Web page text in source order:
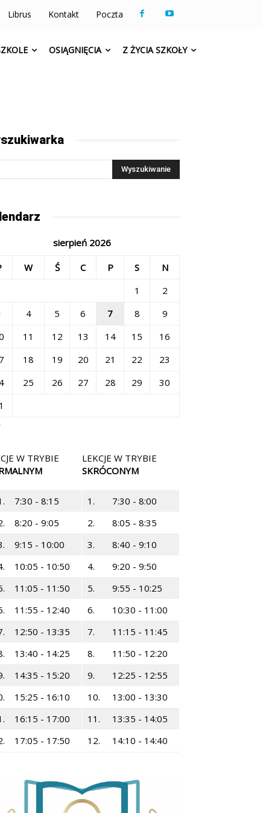
Librus Kontakt Poczta
OSIĄGNIĘCIA Z ŻYCIA SZKOŁY
sierpień 2026
W Ś C P S
N
1
2
4 5 6 7 8
9
11 12 13 14 15
16
18 19 20 21 22
23
25 26 27 28 29
30
W TRYBIE
7:30 - 8:15
8:20 - 9:05
9:15 - 10:00
10:05 - 10:50
11:05 - 11:50
11:55 - 12:40
12:50 - 13:35
13:40 - 14:25
14:35 - 15:20
15:25 - 16:10
16:15 - 17:00
17:05 - 17:50
LEKCJE W TRYBIE
SKRÓCONYM
1.
7:30 - 8:00
2.
8:05 - 8:35
3.
8:40 - 9:10
4.
9:20 - 9:50
5.
9:55 - 10:25
6.
10:30 - 11:00
7.
11:15 - 11:45
8.
11:50 - 12:20
9.
12:25 - 12:55
10.
13:00 - 13:30
11.
13:35 - 14:05
12.
14:10 - 14:40